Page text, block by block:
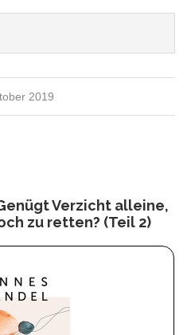
2019
Verzicht alleine,
zu retten? (Teil 2)